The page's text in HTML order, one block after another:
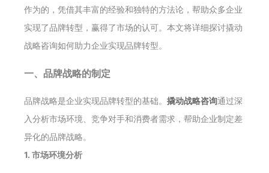
作为的，凭借其丰富的经验和独特的方法论，帮助众多企业
实现了品牌转型，赢得了市场的认可。本文将详细探讨撬动
战略咨询如何助力企业实现品牌转型。
一、品牌战略的制定
品牌战略是企业实现品牌转型的基础。 撬动战略咨询通过深
入分析市场环境、竞争对手和消费者需求，帮助企业制定差
异化的品牌战略。
1. 市场环境分析